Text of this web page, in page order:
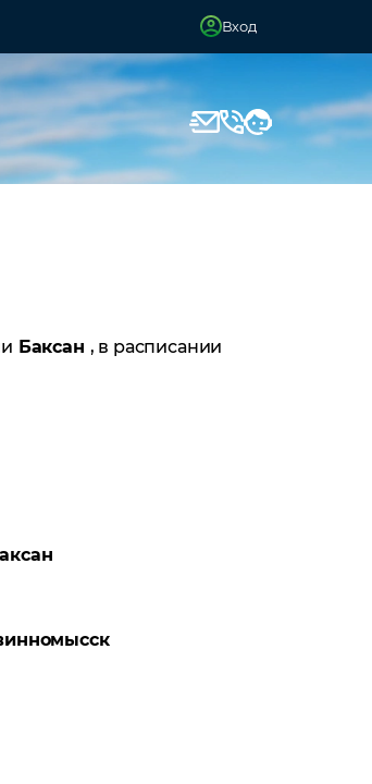
Вход
Баксан , в расписании